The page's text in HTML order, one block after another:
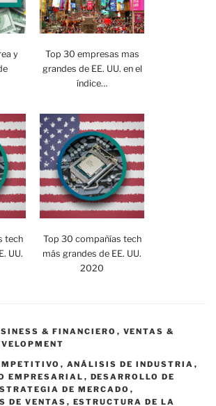
y
Top 30 empresas mas
grandes de EE. UU. en el
índice…
tech
UU.
Top 30 compañías tech
más grandes de EE. UU.
2020
& FINANCIERO , VENTAS &
, ANÁLISIS DE INDUSTRIA ,
EMPRESARIAL , DESARROLLO DE
DE MERCADO ,
DE VENTAS , ESTRUCTURA DE LA